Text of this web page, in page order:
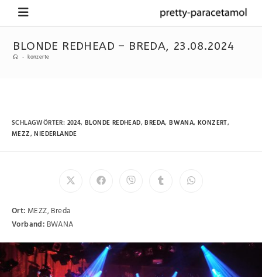
BLONDE REDHEAD – BREDA, 23.08.2024
- konzerte
SCHLAGWÖRTER: 2024, BLONDE REDHEAD,BREDA, BWANA, KONZERT,
MEZZ,NIEDERLANDE
Ort: MEZZ, Breda
Vorband: BWANA